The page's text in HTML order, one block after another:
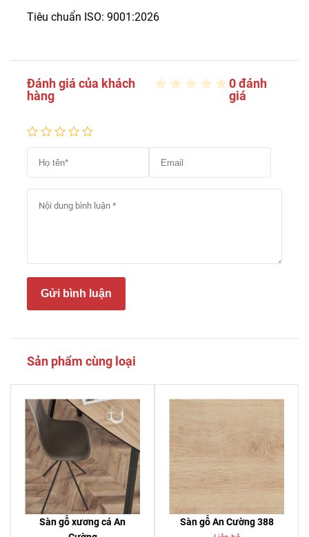
Tiêu chuẩn ISO: 9001:2026
Đánh giá của khách
hàng
0 đánh
giá
Gửi bình luận
Sản phẩm cùng loại
Sàn gỗ xương cá An
Sàn gỗ An Cường 388